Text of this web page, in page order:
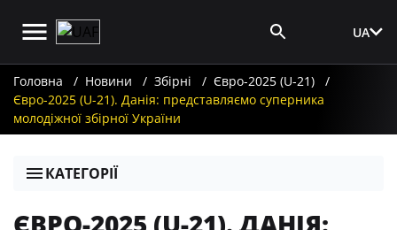
UA
Головна Новини Збірні
Євро-2025 (U-21)
Євро-2025 (U-21). Данія: представляємо суперника
молодіжної збірної України
КАТЕГОРІЇ